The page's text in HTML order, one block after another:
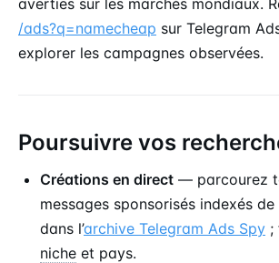
/ads?q=namecheap sur Telegram
explorer les campagnes observées.
Poursuivre vos
Créations en direct — parcourez
messages sponsorisés indexés
dans l’archive Telegram Ads Spy ;
niche et pays.